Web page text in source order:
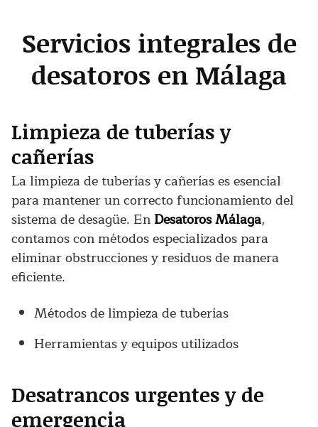
Servicios integrales de
desatoros en Málaga
Limpieza de tuberías y
cañerías
La limpieza de tuberías y cañerías es esencial
para mantener un correcto funcionamiento del
sistema de desagüe. En Desatoros Málaga,
contamos con métodos especializados para
eliminar obstrucciones y residuos de manera
eficiente.
Métodos de limpieza de tuberías
Herramientas y equipos utilizados
Desatrancos urgentes y de
emergencia